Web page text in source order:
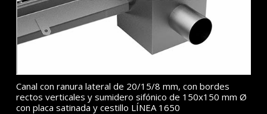
Canal con ranura lateral de 20/15/8 mm, con bordes
rectos verticales y sumidero sifónico de 150x150 mm Ø
con placa satinada y cestillo LÍNEA 1650